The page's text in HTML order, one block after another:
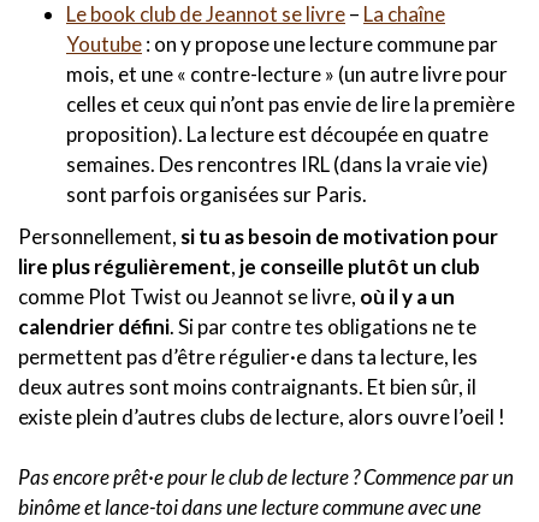
Le book club de Jeannot se livre– La chaîne
Youtube: on y propose une lecture commune par
mois, et une « contre-lecture » (un autre livre pour
celles et ceux qui n’ont pas envie de lire la première
proposition). La lecture est découpée en quatre
semaines. Des rencontres IRL (dans la vraie vie)
sont parfois organisées sur Paris.
Personnellement, si tu as besoin de motivation pour
lire plus régulièrement, je conseille plutôt un club
comme Plot Twist ou Jeannot se livre, où il y a un
calendrier défini. Si par contre tes obligations ne te
permettent pas d’être régulier·e dans ta lecture, les
deux autres sont moins contraignants. Et bien sûr, il
existe plein d’autres clubs de lecture, alors ouvre l’oeil !
Pas encore prêt·e pour le club de lecture ? Commence par un
binôme et lance-toi dans une lecture commune avec une